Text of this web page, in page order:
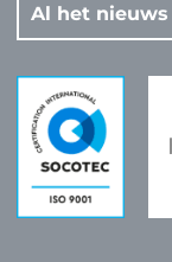
Al het nieuws